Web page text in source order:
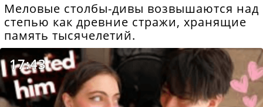
Меловые столбы-дивы возвышаются над
степью как древние стражи, хранящие
память тысячелетий.
17:43